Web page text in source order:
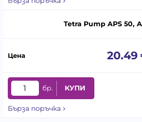
Tetra Pump APS 50,
20.49
бр. КУПИ
Бърза поръчка